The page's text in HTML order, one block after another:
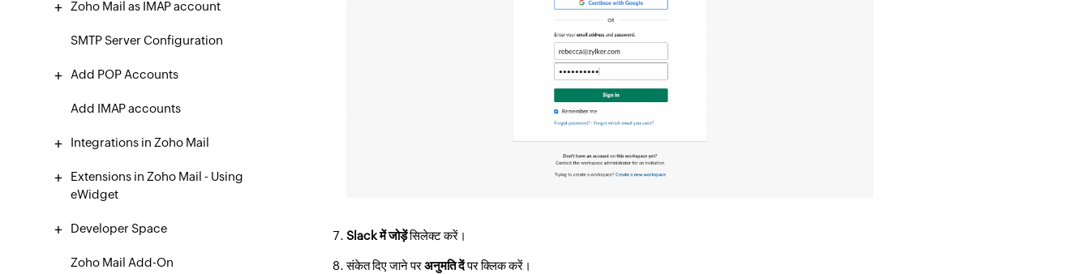
Zoho Mail as IMAP account
SMTP Server Configuration
Add POP Accounts
Add IMAP accounts
Integrations in Zoho Mail
Extensions in Zoho Mail - Using
eWidget
Developer Space
Zoho Mail Add-On
Slack में जोड़ेंसिलेक्ट करें।
संकेत दिए जाने परअनुमति देंपर क्लिक करें।